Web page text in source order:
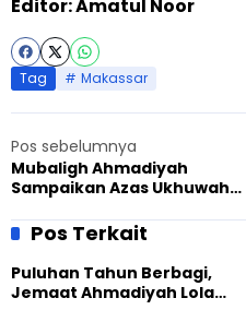
Editor: Amatul Noor
Tag Makassar
Pos sebelumnya
Mubaligh Ahmadiyah
Sampaikan Azas Ukhuwah
Ormas Islam di Banyumas
Pos Terkait
Puluhan Tahun Berbagi,
Jemaat Ahmadiyah Lolak